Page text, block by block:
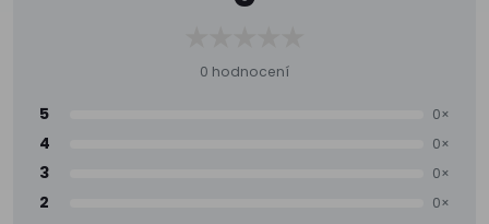
0 hodnocení
5 0×
4 0×
3 0×
2 0×